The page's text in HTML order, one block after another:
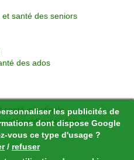
les publicités de
dont dispose Google
vous ce type d'usage ?
/ refuser
santé des seniors
des ados
santé intestinale
cardiovasculaire